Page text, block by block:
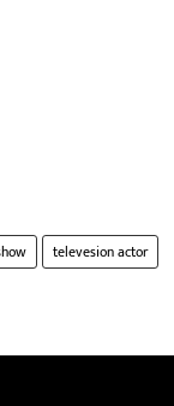
televesion actor